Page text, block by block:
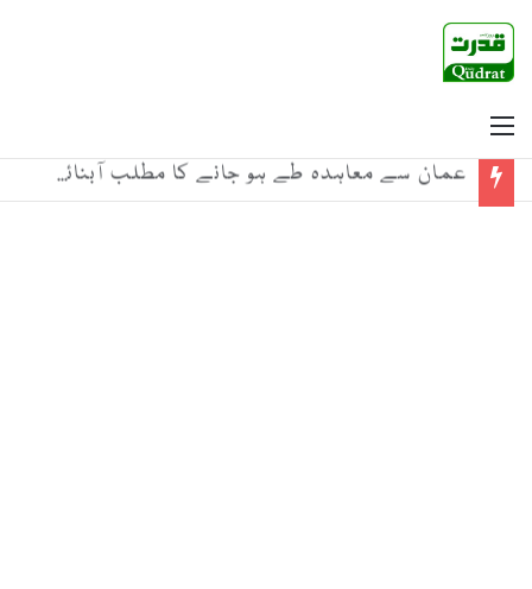
عمان سے معاہدہ طے ہو جانے کا مطلب آبنائے ہرمز کا کھلنا نہیں ہے؛ ایران